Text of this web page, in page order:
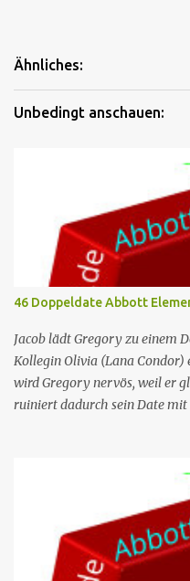
Ähnliches:
Unbedingt anschauen:
46 Doppeldate Abbott
Jacob lädt Gregory zu einem
Kollegin Olivia (Lana Condor)
wird Gregory nervös, weil er
ruiniert dadurch sein Date mit
sie lesen – „Parable of the
interpretieren. Nr. (ges.) 46
Abbott Elementary Staffel
Date Regie Razan Ghalayini
strahlung (USA) 1. Mai 2024